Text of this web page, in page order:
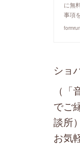
に無
事項
formrun
ショ
（
でご
談所）
お気